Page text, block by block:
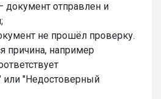
документ отправлен и
не прошёл проверку.
причина, например
или "Недостоверный